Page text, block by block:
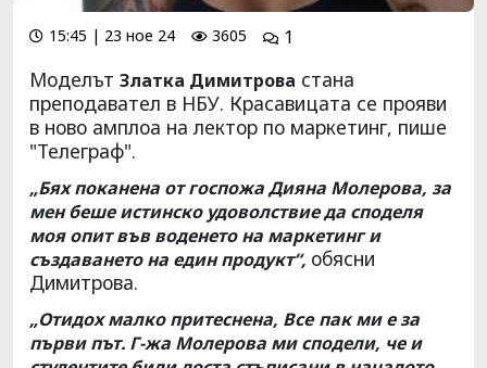
15:45 | 23 ное 24 3605 1
Моделът Златка Димитрова стана
преподавател в НБУ. Красавицата се прояви
в ново амплоа на лектор по маркетинг, пише
"Телеграф".
„Бях поканена от госпожа Дияна Молерова, за
мен беше истинско удоволствие да споделя
моя опит във воденето на маркетинг и
създаването на един продукт“, обясни
Димитрова.
„Отидох малко притеснена, Bce пак ми е за
първи път. Г-жа Молерова ми сподели, че и